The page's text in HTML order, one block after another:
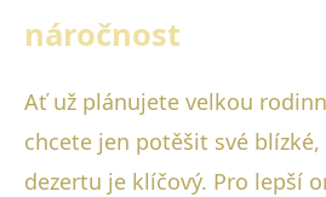
náročnost
Ať už plánujete velkou
chcete jen potěšit své
dezertu je klíčový. Pro lepší